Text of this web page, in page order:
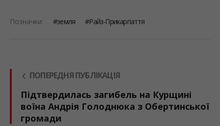
Позначки: земля Райз-Прикарпаття
ПОПЕРЕДНЯ ПУБЛІКАЦІЯ
Підтвердилась загибель на Курщині
воїна Андрія Голоднюка з Обертинської
громади